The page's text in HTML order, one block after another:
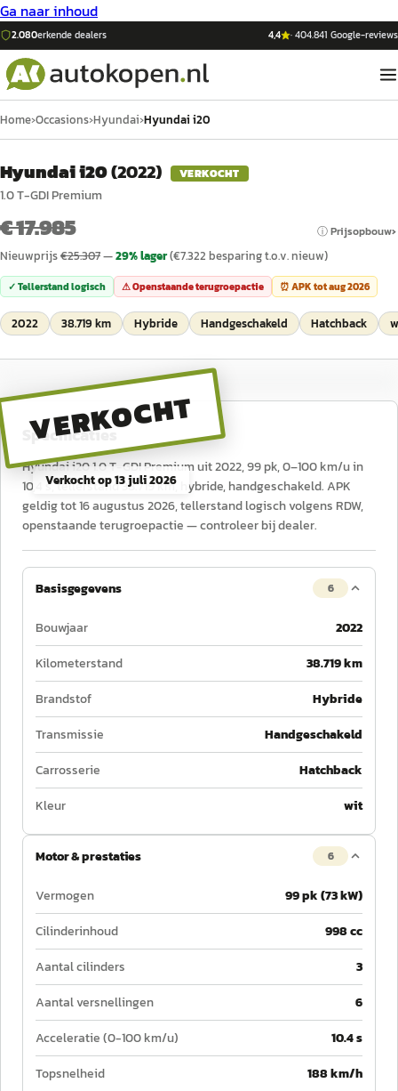
Ga naar inhoud
2.080erkende dealers 4,4 ·404.841 Google-reviews
Home›Occasions›Hyundai›Hyundai i20
Hyundai i20(2022) VERKOCHT
1.0 T-GDI Premium
€ 17.985 ⓘ Prijsopbouw
Nieuwprijs€25.307—29% lager(€7.322 besparing t.o.v. nieuw)
✓ Tellerstand logisch ⚠ Openstaande terugroepactie ⏰ APK totaug 2026
2022 38.719 km Hybride Handgeschakeld Hatchback
VERKOCHT
Verkocht op13 juli 2026
Specificaties
Hyundai i20 1.0 T-GDI Premium uit 2022, 99 pk, 0–100 km/u in
10,4 s, tellerstand 38.719 km, hybride, handgeschakeld. APK
geldig tot 16 augustus 2026, tellerstand logisch volgens RDW,
openstaande terugroepactie — controleer bij dealer.
Basisgegevens 6
Bouwjaar
2022
Kilometerstand
38.719 km
Brandstof
Hybride
Transmissie
Handgeschakeld
Carrosserie
Hatchback
Kleur
wit
Motor & prestaties 6
Vermogen
99 pk (73 kW)
Cilinderinhoud
998 cc
Aantal cilinders
3
Aantal versnellingen
6
Acceleratie (0-100 km/u)
10.4 s
Topsnelheid
188 km/h